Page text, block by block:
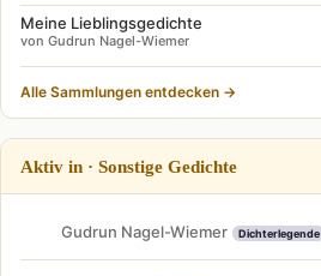
Meine Lieblingsgedichte
von Gudrun Nagel-Wiemer
Alle Sammlungen entdecken →
Aktiv in · Sonstige Gedichte
Gudrun Nagel-Wiemer Dichterlegende